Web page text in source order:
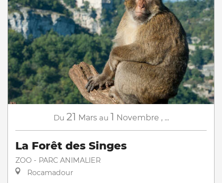
Du 21 Mars au 1 Novembre , ...
La Forêt des Singes
ZOO - PARC ANIMALIER
Rocamadour